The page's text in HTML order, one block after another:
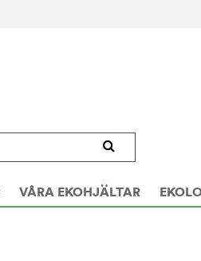
VÅRA EKOHJÄLTAR